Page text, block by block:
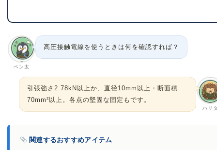
ペン太
高圧接触電線を使うときは何を確認すれば？
ハリ
引張強さ2.78kN以上か、直径10mm以上・断面積
70mm²以上。各点の堅固な固定もです。
関連するおすすめアイテム